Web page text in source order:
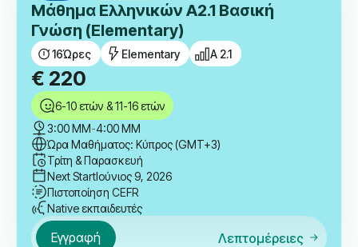
Μάθημα Ελληνικών A2.1 Βασική
Γνώση (Elementary)
16Ώρες Elementary A 2.1
€ 220
6-10 ετών & 11-16 ετών
3:00 ΜΜ-4:00 ΜΜ
Ώρα Μαθήματος: Κύπρος (GMT+3)
Τρίτη & Παρασκευή
Next StartΙούνιος 9, 2026
Πιστοποίηση CEFR
Native εκπαιδευτές
Εγγραφή Λεπτομέρειες